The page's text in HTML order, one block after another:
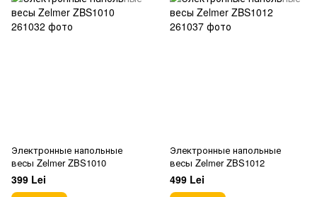
Электронные напольные
весы Zelmer ZBS1010
399 Lei
Электронные напольные
весы Zelmer ZBS1012
499 Lei